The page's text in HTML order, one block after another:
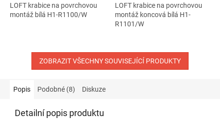
LOFT krabice na povrchovou
montáž bílá H1-R1100/W
LOFT krabice na povrchovou
montáž koncová bílá H1-
R1101/W
ZOBRAZIT VŠECHNY SOUVISEJÍCÍ PRODUKTY
Popis Podobné (8) Diskuze
Detailní popis produktu